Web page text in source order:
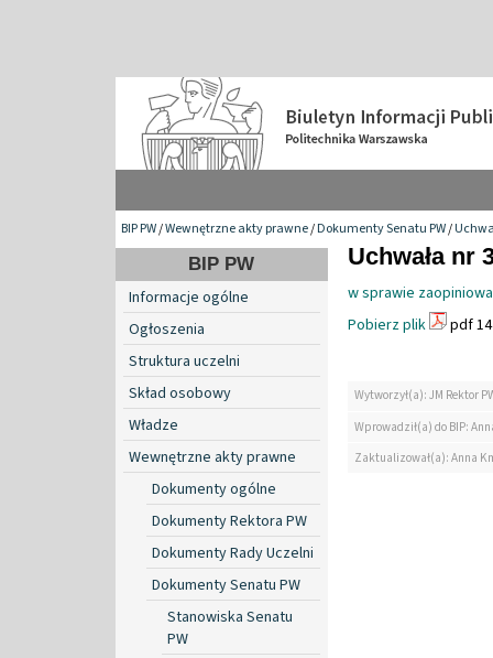
BIP PW/Wewnętrzne akty prawne/Dokumenty Senatu PW/
BIP PW
Informacje ogólne
Ogłoszenia
Struktura uczelni
Skład osobowy
Władze
Wewnętrzne akty prawne
Dokumenty ogólne
Dokumenty Rektora PW
Dokumenty Rady Uczelni
Dokumenty Senatu PW
Stanowiska Senatu
PW
Uchwała nr
w sprawie
Pobierz plik
pdf
Wytworzył(a): JM Rektor
Wprowadził(a) do BIP:
Zaktualizował(a): Anna